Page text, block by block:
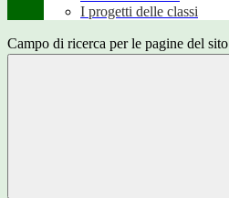
I progetti delle classi
Campo di ricerca per le pagine del sito